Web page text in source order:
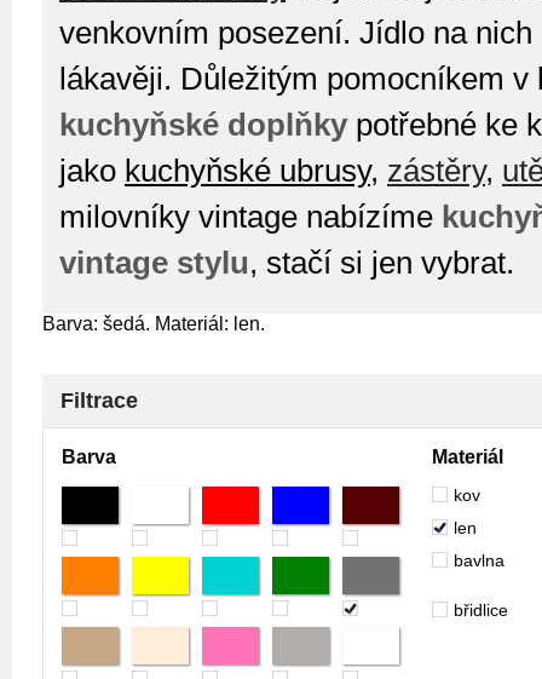
venkovním posezení. Jídlo na nich
lákavěji. Důležitým pomocníkem
kuchyňské doplňky potřebné ke
jako kuchyňské ubrusy, zástěry,
milovníky vintage nabízíme
vintage stylu, stačí si jen vybrat.
Barva: šedá. Materiál: len.
Filtrace
Barva Materiál
kov
len
bavlna
břidlice